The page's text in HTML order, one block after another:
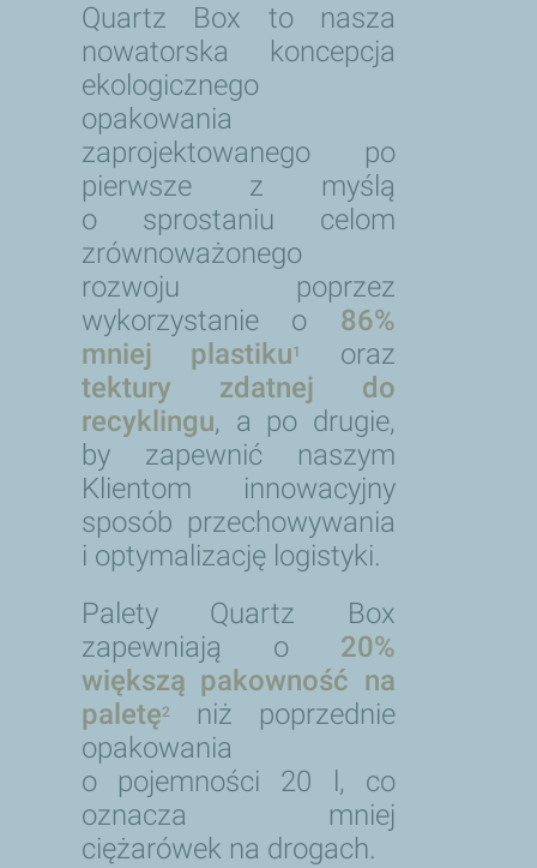
Quartz Box to nasza
nowatorska koncepcja
ekologicznego
opakowania
zaprojektowanego po
pierwsze z myślą
o sprostaniu celom
zrównoważonego
rozwoju poprzez
wykorzystanie o 86%
mniej plastiku1
oraz
tektury zdatnej do
recyklingu, a po drugie,
by zapewnić naszym
Klientom innowacyjny
sposób przechowywania
i optymalizację logistyki.
Palety Quartz Box
zapewniają o 20%
większą pakowność na
paletę2
niż poprzednie
opakowania
o pojemności 20 l, co
oznacza mniej
ciężarówek na drogach.